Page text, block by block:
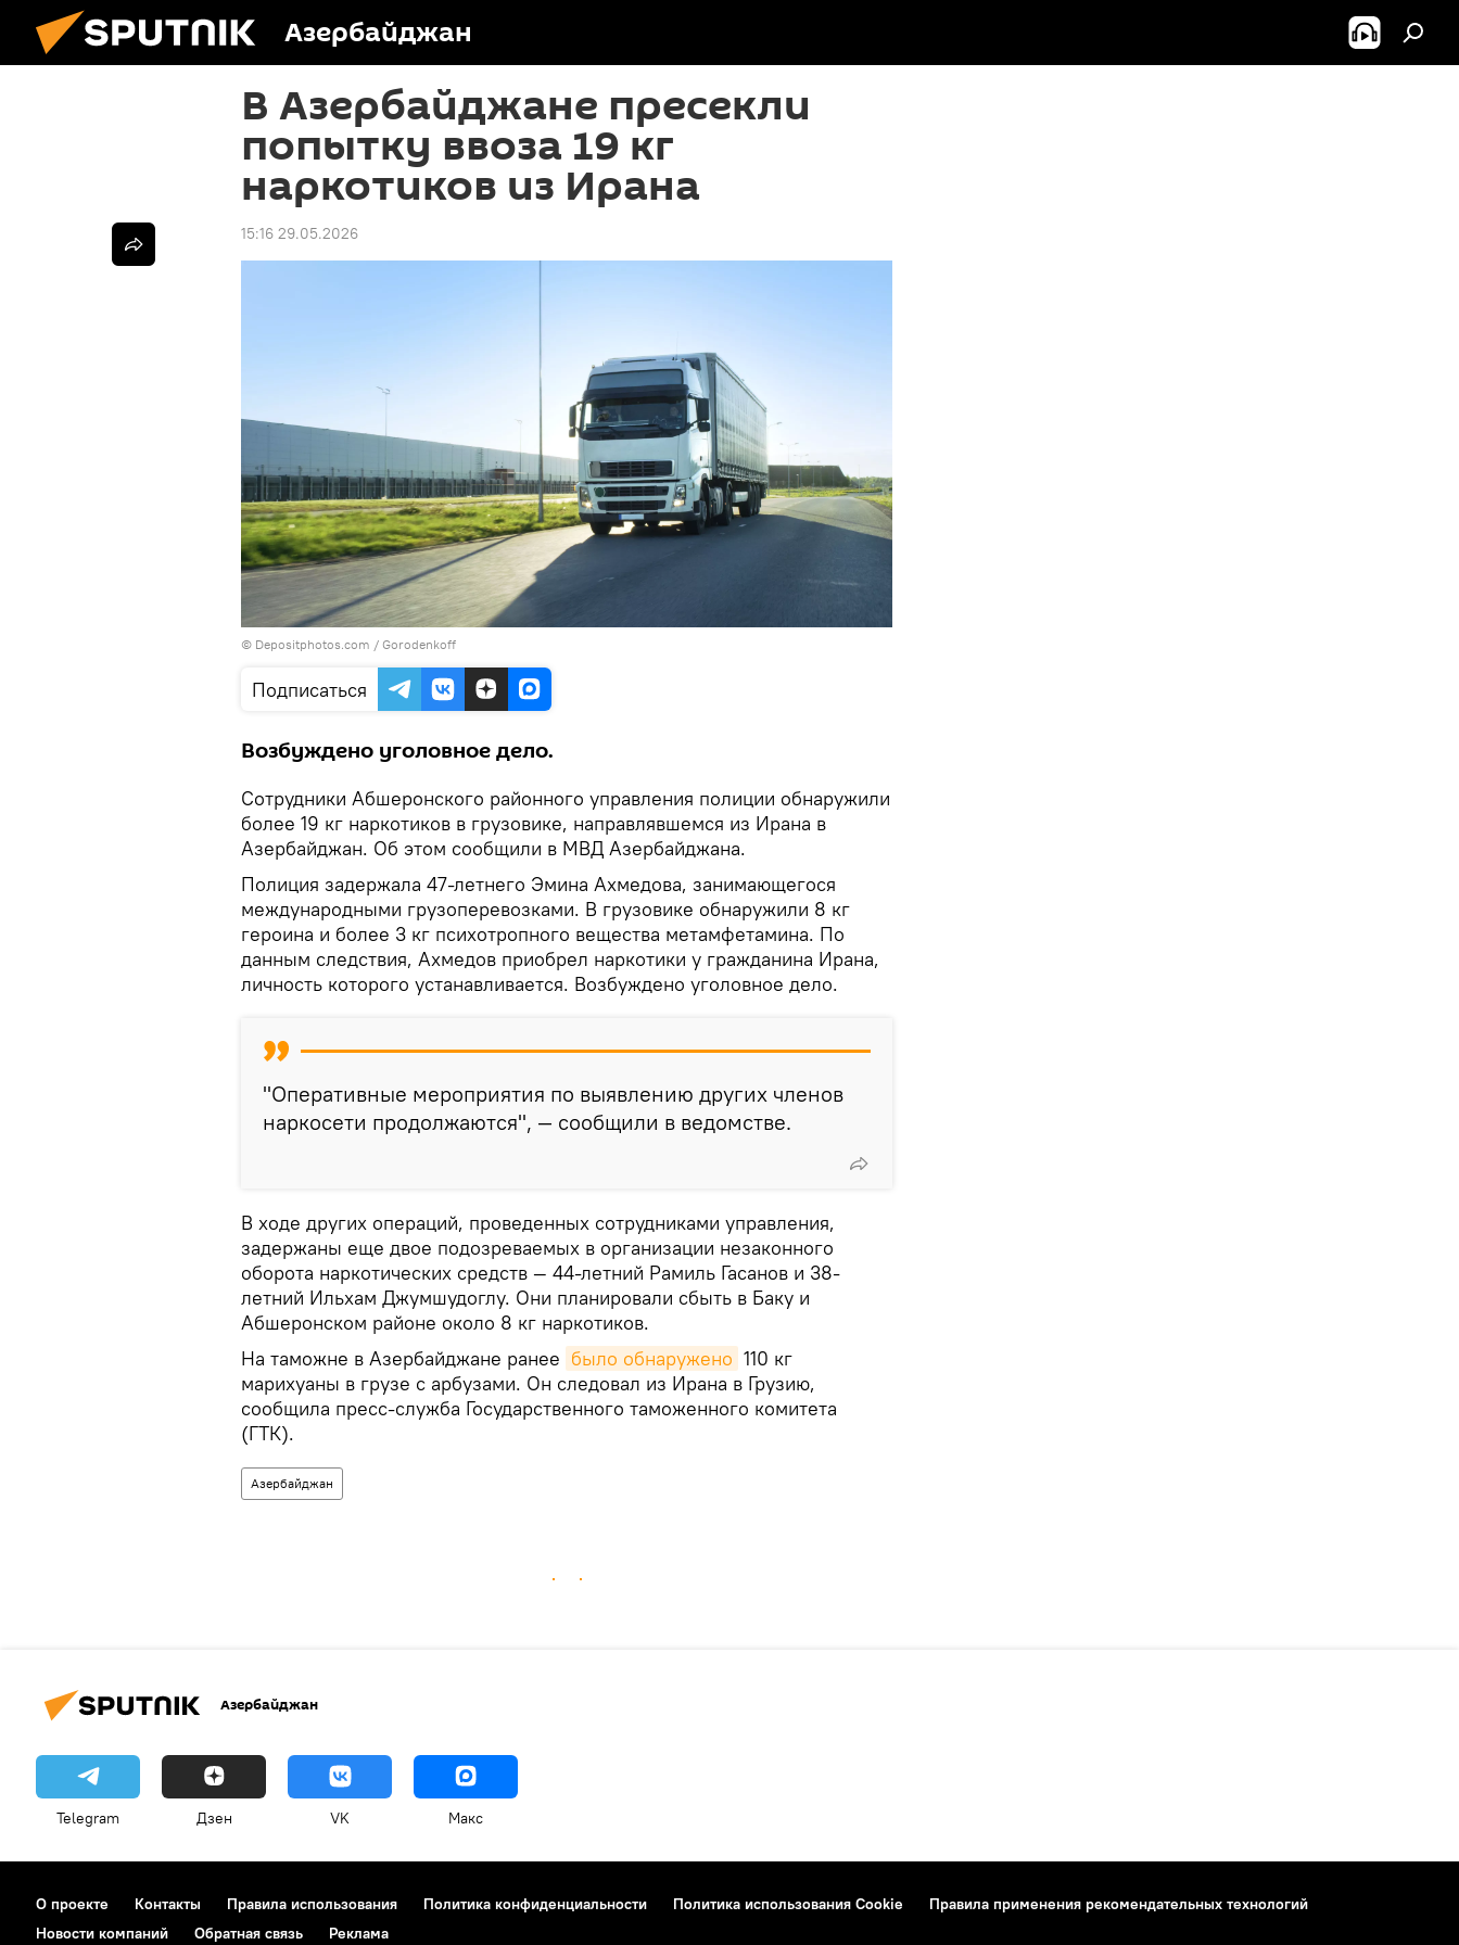
Азербайджан
В Азербайджане пресекли
попытку ввоза 19 кг
наркотиков из Ирана
15:16 29.05.2026
© Depositphotos.com / Gorodenkoff
Подписаться
Возбуждено уголовное дело.
Сотрудники Абшеронского районного управления полиции обнаружили
более 19 кг наркотиков в грузовике, направлявшемся из Ирана в
Азербайджан. Об этом сообщили в МВД Азербайджана.
Полиция задержала 47-летнего Эмина Ахмедова, занимающегося
международными грузоперевозками. В грузовике обнаружили 8 кг
героина и более 3 кг психотропного вещества метамфетамина. По
данным следствия, Ахмедов приобрел наркотики у гражданина Ирана,
личность которого устанавливается. Возбуждено уголовное дело.
"Оперативные мероприятия по выявлению других членов
наркосети продолжаются", — сообщили в ведомстве.
В ходе других операций, проведенных сотрудниками управления,
задержаны еще двое подозреваемых в организации незаконного
оборота наркотических средств — 44-летний Рамиль Гасанов и 38-
летний Ильхам Джумшудоглу. Они планировали сбыть в Баку и
Абшеронском районе около 8 кг наркотиков.
На таможне в Азербайджане ранее было обнаружено 110 кг
марихуаны в грузе с арбузами. Он следовал из Ирана в Грузию,
сообщила пресс-служба Государственного таможенного комитета
(ГТК).
Азербайджан
Азербайджан
Telegram Дзен VK Макс
О проекте Контакты Правила использования Политика конфиденциальности Политика использования Cookie
Правила применения рекомендательных технологий
Новости компаний
Обратная связь Реклама